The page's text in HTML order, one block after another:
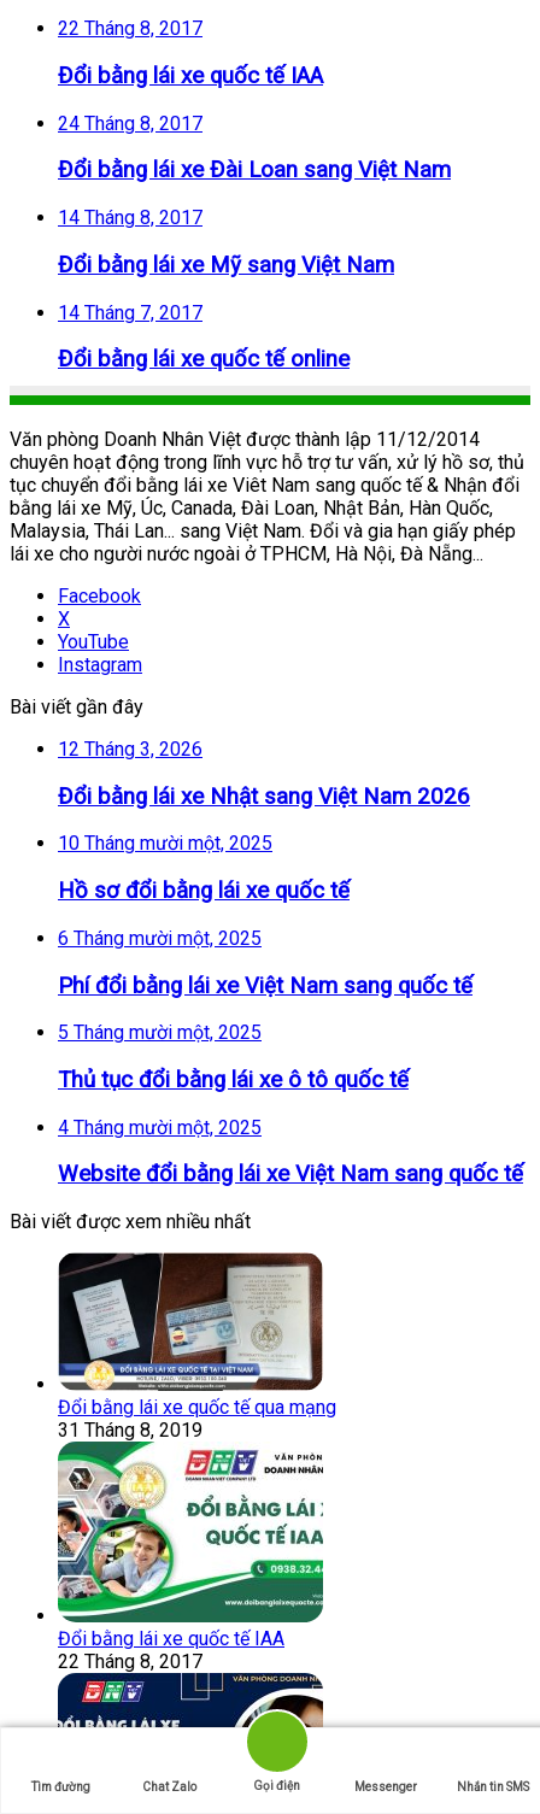
22 Tháng 8, 2017
Đổi bằng lái xe quốc tế IAA
24 Tháng 8, 2017
Đổi bằng lái xe Đài Loan sang Việt Nam
14 Tháng 8, 2017
Đổi bằng lái xe Mỹ sang Việt Nam
14 Tháng 7, 2017
Đổi bằng lái xe quốc tế online
Văn phòng Doanh Nhân Việt được thành lập 11/12/2014
chuyên hoạt động trong lĩnh vực hỗ trợ tư vấn, xử lý hồ sơ, thủ
tục chuyển đổi bằng lái xe Viêt Nam sang quốc tế & Nhận đổi
bằng lái xe Mỹ, Úc, Canada, Đài Loan, Nhật Bản, Hàn Quốc,
Malaysia, Thái Lan... sang Việt Nam. Đổi và gia hạn giấy phép
lái xe cho người nước ngoài ở TPHCM, Hà Nội, Đà Nẵng...
Facebook
X
YouTube
Instagram
Bài viết gần đây
12 Tháng 3, 2026
Đổi bằng lái xe Nhật sang Việt Nam 2026
10 Tháng mười một, 2025
Hồ sơ đổi bằng lái xe quốc tế
6 Tháng mười một, 2025
Phí đổi bằng lái xe Việt Nam sang quốc tế
5 Tháng mười một, 2025
Thủ tục đổi bằng lái xe ô tô quốc tế
4 Tháng mười một, 2025
Website đổi bằng lái xe Việt Nam sang quốc tế
Bài viết được xem nhiều nhất
Đổi bằng lái xe quốc tế qua mạng
31 Tháng 8, 2019
Đổi bằng lái xe quốc tế IAA
22 Tháng 8, 2017
Tìm đường Chat Zalo Gọi điện Messenger Nhắn tin SMS